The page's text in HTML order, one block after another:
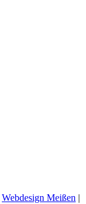
Webdesign Meißen |